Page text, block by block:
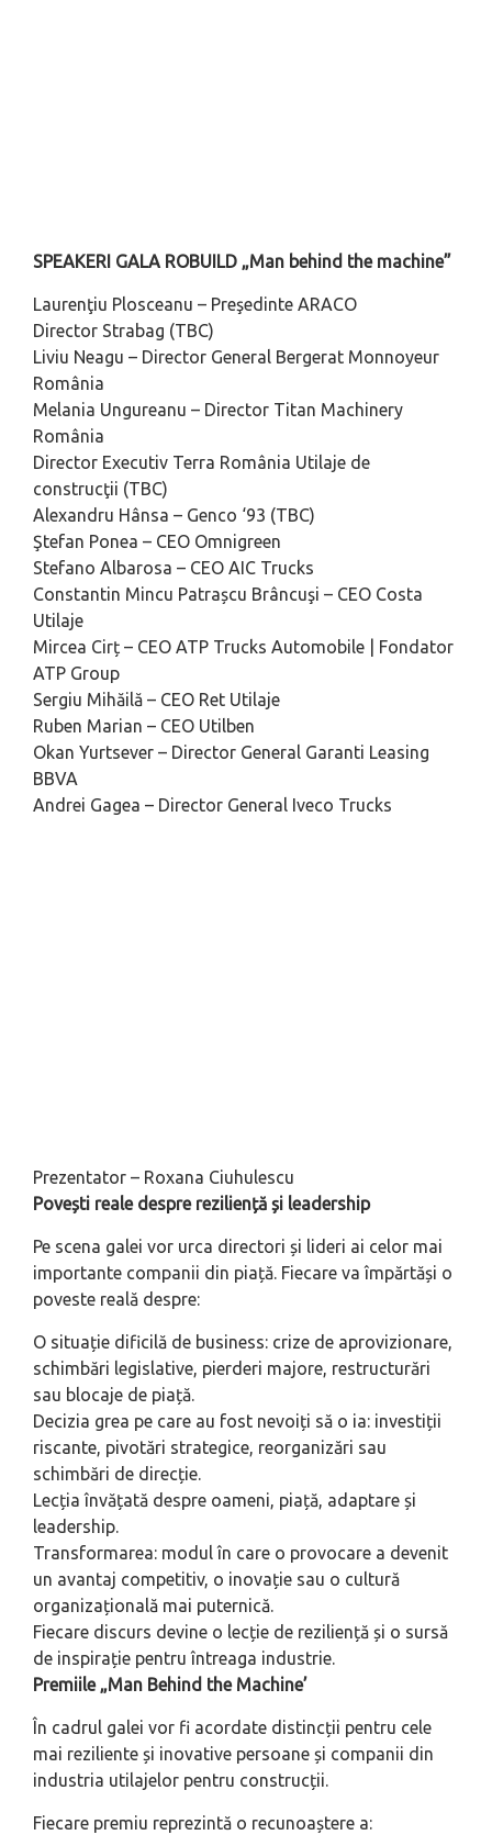
SPEAKERI GALA ROBUILD „Man behind the machine”
Laurenţiu Plosceanu – Preşedinte ARACO
Director Strabag (TBC)
Liviu Neagu – Director General Bergerat Monnoyeur
România
Melania Ungureanu – Director Titan Machinery
România
Director Executiv Terra România Utilaje de
construcţii (TBC)
Alexandru Hânsa – Genco ‘93 (TBC)
Ştefan Ponea – CEO Omnigreen
Stefano Albarosa – CEO AIC Trucks
Constantin Mincu Patrașcu Brâncuşi – CEO Costa
Utilaje
Mircea Cirț – CEO ATP Trucks Automobile | Fondator
ATP Group
Sergiu Mihăilă – CEO Ret Utilaje
Ruben Marian – CEO Utilben
Okan Yurtsever – Director General Garanti Leasing
BBVA
Andrei Gagea – Director General Iveco Trucks
Prezentator – Roxana Ciuhulescu
Povești reale despre reziliență și leadership
Pe scena galei vor urca directori și lideri ai celor mai
importante companii din piață. Fiecare va împărtăși o
poveste reală despre:
O situație dificilă de business: crize de aprovizionare,
schimbări legislative, pierderi majore, restructurări
sau blocaje de piață.
Decizia grea pe care au fost nevoiți să o ia: investiții
riscante, pivotări strategice, reorganizări sau
schimbări de direcție.
Lecția învățată despre oameni, piață, adaptare și
leadership.
Transformarea: modul în care o provocare a devenit
un avantaj competitiv, o inovație sau o cultură
organizațională mai puternică.
Fiecare discurs devine o lecție de reziliență și o sursă
de inspirație pentru întreaga industrie.
Premiile „Man Behind the Machine’
În cadrul galei vor fi acordate distincții pentru cele
mai reziliente și inovative persoane și companii din
industria utilajelor pentru construcții.
Fiecare premiu reprezintă o recunoaștere a: